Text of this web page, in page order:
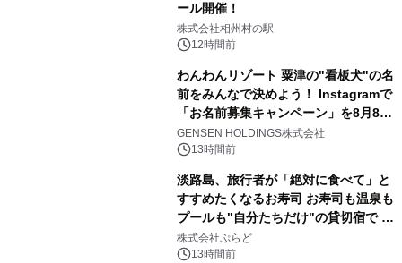
ール開催！
株式会社相州村の駅
12時間前
わんわんリゾート 粟津の"看板犬"の名
前をみんなで決めよう！ Instagramで
「お名前募集キャンペーン」を8月8日
(土)より開催
GENSEN HOLDINGS株式会社
13時間前
淡路島、旅行者が「絶対に食べて」と
すすめたくなるお寿司 お寿司も温泉も
プールも"自分たちだけ"の貸切宿で 1
日1組限定「岩屋温泉 絵島別庭 海と
森」の握り寿司プラン
株式会社ぷらど
13時間前